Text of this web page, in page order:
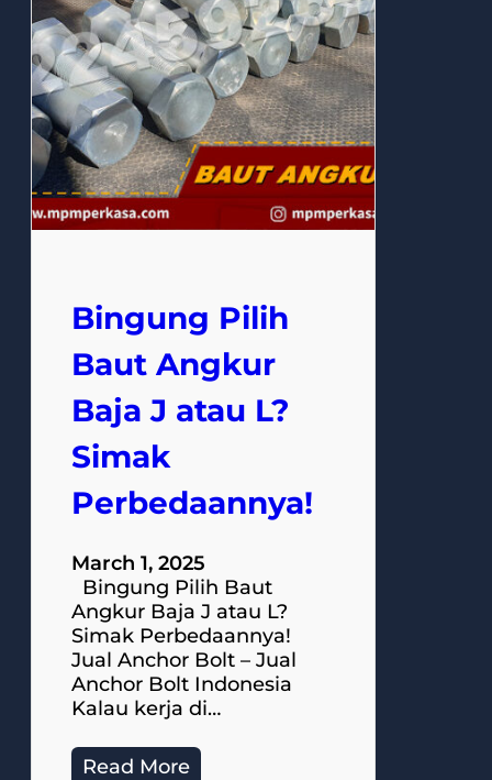
Bingung Pilih
Baut Angkur
Baja J atau L?
Simak
Perbedaannya!
March 1, 2025
Bingung Pilih Baut
Angkur Baja J atau L?
Simak Perbedaannya!
Jual Anchor Bolt – Jual
Anchor Bolt Indonesia
Kalau kerja di…
Read More